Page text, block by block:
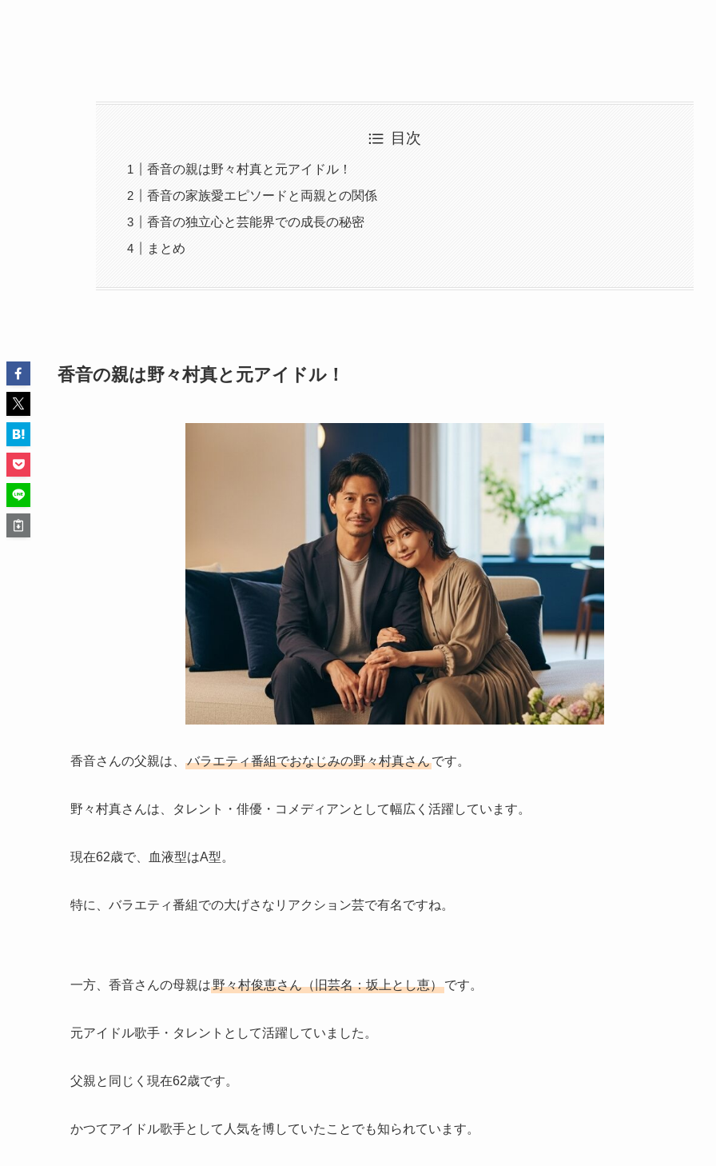
目次
香音の親は野々村真と元アイドル！
香音の家族愛エピソードと両親との関係
香音の独立心と芸能界での成長の秘密
まとめ
香音の親は野々村真と元アイドル！
香音さんの父親は、 バラエティ番組でおなじみの野々村真さんです。
野々村真さんは、タレント・俳優・コメディアンとして幅広く活躍しています。
現在62歳で、血液型はA型。
特に、バラエティ番組での大げさなリアクション芸で有名ですね。
一方、香音さんの母親は野々村俊恵さん（旧芸名：坂上とし恵）です。
元アイドル歌手・タレントとして活躍していました。
父親と同じく現在62歳です。
かつてアイドル歌手として人気を博していたことでも知られています。